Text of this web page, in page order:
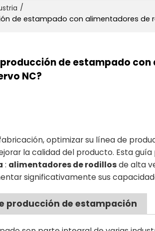
/
de estampado con alimentadores de
de estampado
NC?
optimizar su línea de
la calidad del producto. Esta
: alimentadores de rodillosde alta
significativamente sus
producción de estampación